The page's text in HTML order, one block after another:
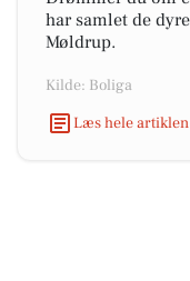
har samlet de
Møldrup.
Kilde: Boliga
Læs hele